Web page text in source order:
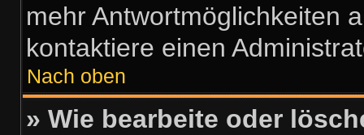
mehr Antwortmöglichkeiten
kontaktiere einen
Nach oben
» Wie bearbeite oder